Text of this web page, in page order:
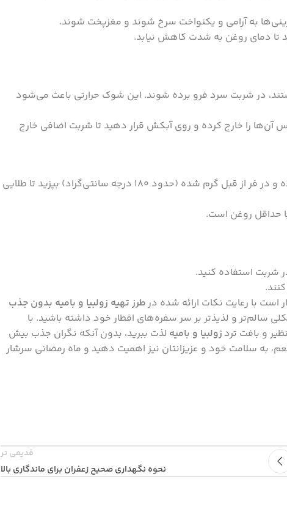
به آرامی و یکنواخت سرخ شوند و مغزپخت شوند.
تا دمای روغن به شدت کاهش نیابد.
در شربت سرد فرو برده شوند. این شوک حرارتی باعث می‌شود
در شربت بمانند، سپس آن‌ها را خارج کرده و روی آبکش قرار دهید تا شربت اضافی خارج
می‌توانید زولبیا و بامیه را پس از آماده‌سازی، با کمی روغن اسپری کرده و در فر از قبل گرم شده (حدود 180 درجه سانتی‌گراد) بپزید تا طلایی
با حداقل روغن است.
شربت استفاده کنید.
است با رعایت نکات ارائه شده در طرز تهیه زولبیا و بامیه بدون جذب
سالم‌تر و لذیذتر بر سر سفره‌های افطار خود داشته باشید. با
و بافت ترد زولبیا و بامیه لذت ببرید، بدون آنکه نگران جذب بیش
به سلامت خود و عزیزانتان نیز اهمیت دهید و ماه رمضانی سرشار
قدیمی تر
نحوه نگهداری صحیح زعفران برای ماندگاری بالا